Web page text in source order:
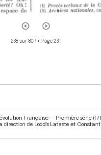
238 sur 807• Page 231
Française — Première série
la direction de Lodoïs Lataste et